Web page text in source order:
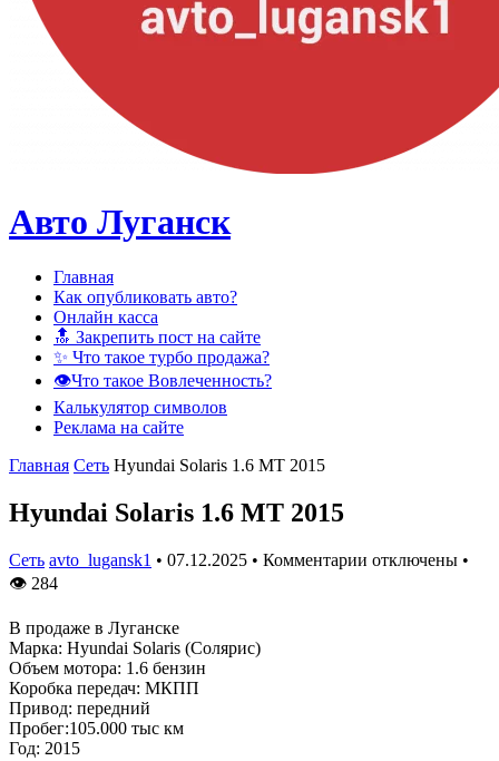
Авто Луганск
Главная
Как опубликовать авто?
Онлайн касса
🔝 Закрепить пост на сайте
✨ Что такое турбо продажа?
👁️Что такое Вовлеченность?
Калькулятор символов
Реклама на сайте
Главная Сеть Hyundai Solaris 1.6 MT 2015
Hyundai Solaris 1.6 MT 2015
Сеть avto_lugansk1 • 07.12.2025 • Комментарии отключены •
👁 284
B продаже в Луганске
Марка: Hyundai Solaris (Солярис)
Объем мотора: 1.6 бензин
Коробка передач: МКПП
Привод: передний
Пробег:105.000 тыс км
Год: 2015